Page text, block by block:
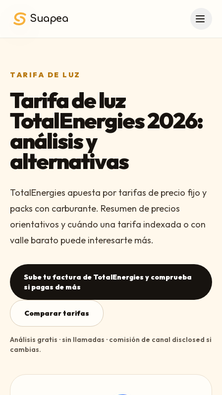
Suapea
TARIFA DE LUZ
Tarifa de luz
TotalEnergies 2026:
análisis y
alternativas
TotalEnergies apuesta por tarifas de precio fijo y
packs con carburante. Resumen de precios
orientativos y cuándo una tarifa indexada o con
valle barato puede interesarte más.
Sube tu factura de TotalEnergies y comprueba
si pagas de más
Comparar tarifas
Análisis gratis · sin llamadas · comisión de canal disclosed si
cambias.